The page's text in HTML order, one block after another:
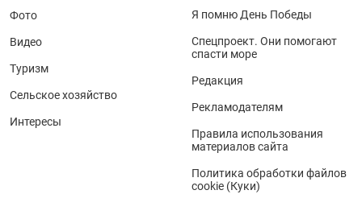
Фото
Видео
Туризм
Сельское хозяйство
Интересы
Я помню День Победы
Спецпроект. Они помогают
спасти море
Редакция
Рекламодателям
Правила использования
материалов сайта
Политика обработки файлов
cookie (Куки)